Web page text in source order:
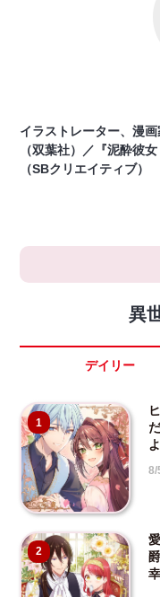
イラストレーター、漫
（双葉社）／『泥酔彼
（SBクリエイティブ）
異
デイリー
1
8/
2